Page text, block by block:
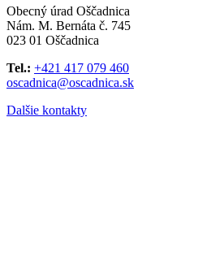
Obecný úrad Oščadnica
Nám. M. Bernáta č. 745
023 01 Oščadnica
Tel.: +421 417 079 460
oscadnica@oscadnica.sk
Dalšie kontakty